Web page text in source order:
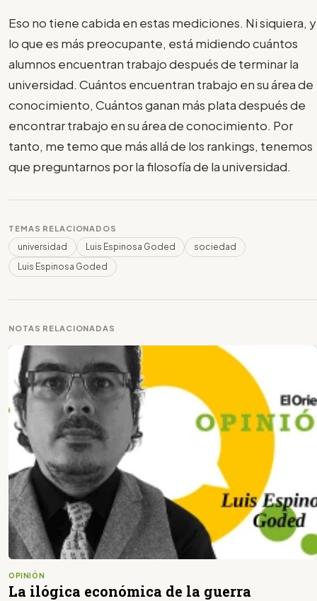
Eso no tiene cabida en estas mediciones. Ni siquiera, y
lo que es más preocupante, está midiendo cuántos
alumnos encuentran trabajo después de terminar la
universidad. Cuántos encuentran trabajo en su área de
conocimiento, Cuántos ganan más plata después de
encontrar trabajo en su área de conocimiento. Por
tanto, me temo que más allá de los rankings, tenemos
que preguntarnos por la filosofía de la universidad.
TEMAS RELACIONADOS
universidad Luis Espinosa Goded
sociedad
Luis Espinosa Goded
NOTAS RELACIONADAS
OPINIÓN
La ilógica económica de la guerra